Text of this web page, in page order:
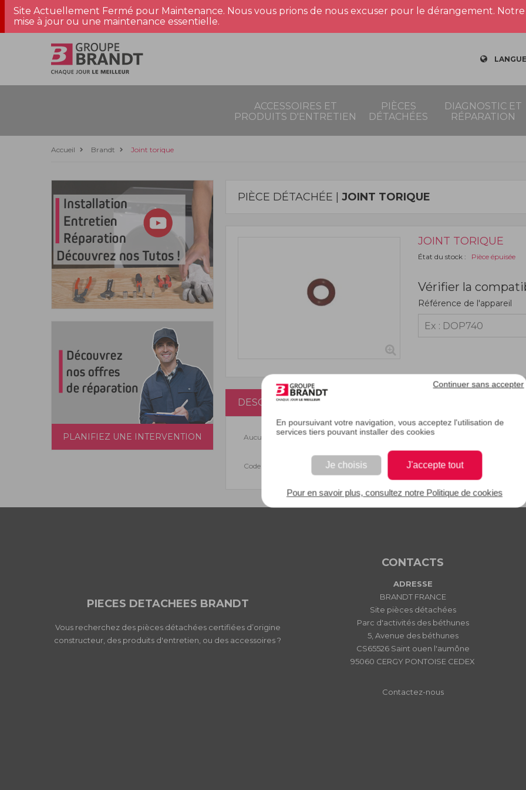
En poursuivant votre navigation, vous acceptez l'utilisation de
services tiers pouvant installer des cookies
Je choisis J'accepte tout
Continuer sans accepter
Pour en savoir plus, consultez notre Politique de cookies
Site Actuellement Fermé pour Maintenance. Nous vous prions de nous excuser pour le dérangement.
mise à jour ou une maintenance essentielle.
ACCESSOIRES ET
PRODUITS D'ENTRETIEN
PIÈCES
DÉTACHÉES
DIAGNOSTIC ET
RÉPARATION
Accueil Brandt Joint torique
PLANIFIEZ UNE INTERVENTION
PIÈCE DÉTACHÉE | JOINT TORIQUE
JOINT TORIQUE
État du stock : Pièce épuisée
Vérifier la
Référence de l'appareil
DESCRIPTION
Aucune description.
Code EAN : 3251430414487
PIECES DETACHEES BRANDT
Vous recherchez des pièces détachées certifiées d’origine
constructeur, des produits d'entretien, ou des accessoires ?
CONTACTS
ADRESSE
BRANDT FRANCE
Site pièces détachées
Parc d'activités des béthunes
5, Avenue des béthunes
CS65526 Saint ouen l'aumône
95060 CERGY PONTOISE CEDEX
Contactez-nous